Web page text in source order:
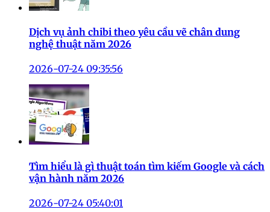
Dịch vụ ảnh chibi theo yêu cầu vẽ chân dung
nghệ thuật năm 2026
2026-07-24 09:35:56
Tìm hiểu là gì thuật toán tìm kiếm Google và cách
vận hành năm 2026
2026-07-24 05:40:01